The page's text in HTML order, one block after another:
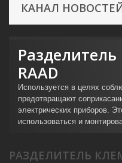
КАНАЛ
RAAD
Используется в целях
предотвращают
электрических приборов.
использоваться и
РАЗДЕЛИТЕЛЬ